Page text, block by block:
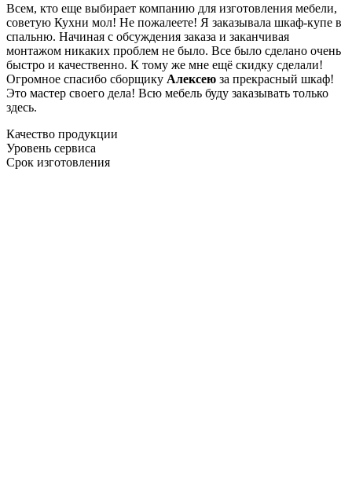
Всем, кто еще выбирает компанию для изготовления мебели,
советую Кухни мол! Не пожалеете! Я заказывала шкаф-купе в
спальню. Начиная с обсуждения заказа и заканчивая
монтажом никаких проблем не было. Все было сделано очень
быстро и качественно. К тому же мне ещё скидку сделали!
Огромное спасибо сборщику Алексею за прекрасный шкаф!
Это мастер своего дела! Всю мебель буду заказывать только
здесь.
Качество продукции
Уровень сервиса
Срок изготовления